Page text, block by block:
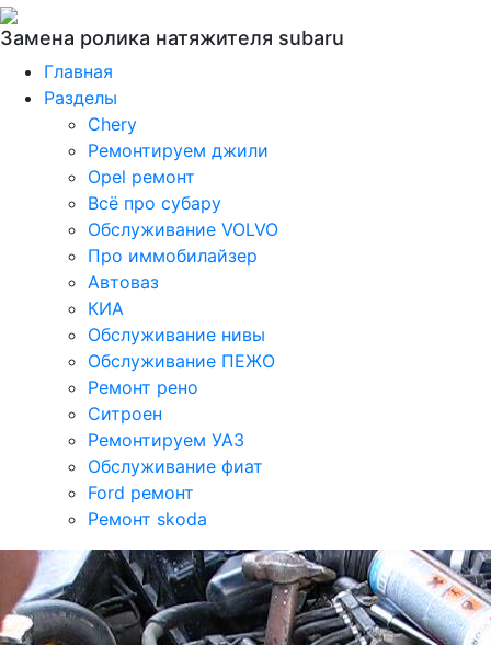
Замена ролика натяжителя subaru
Главная
Разделы
Chery
Ремонтируем джили
Opel ремонт
Всё про субару
Обслуживание VOLVO
Про иммобилайзер
Автоваз
КИА
Обслуживание нивы
Обслуживание ПЕЖО
Ремонт рено
Ситроен
Ремонтируем УАЗ
Обслуживание фиат
Ford ремонт
Ремонт skoda